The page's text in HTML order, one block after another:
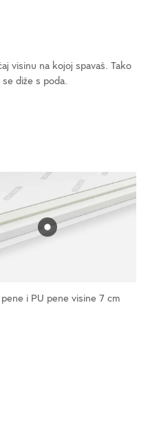
visinu na kojoj spavaš. Tako
diže s poda.
i PU pene visine 7 cm